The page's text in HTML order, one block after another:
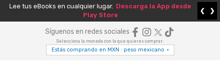
Lee tus eBooks en cualquier lugar. Descarga la App desde
Play Store
❮ ❯
Síguenos en redes sociales
Selecciona la moneda con la que quieres comprar:
Estás comprando en MXN : peso mexicano ▾